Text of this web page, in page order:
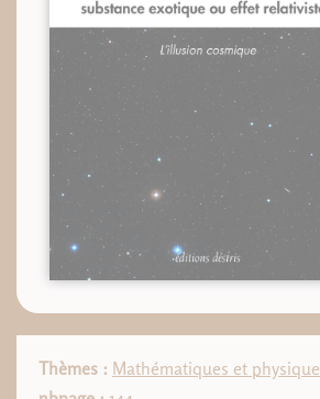
Thèmes : Mathématiques et physique